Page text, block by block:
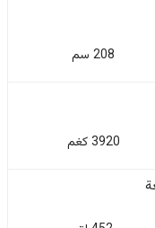
208 سم
3920 كغم